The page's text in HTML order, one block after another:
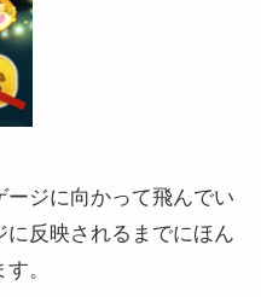
ジに向かって飛んでい
反映されるまでにほん
。